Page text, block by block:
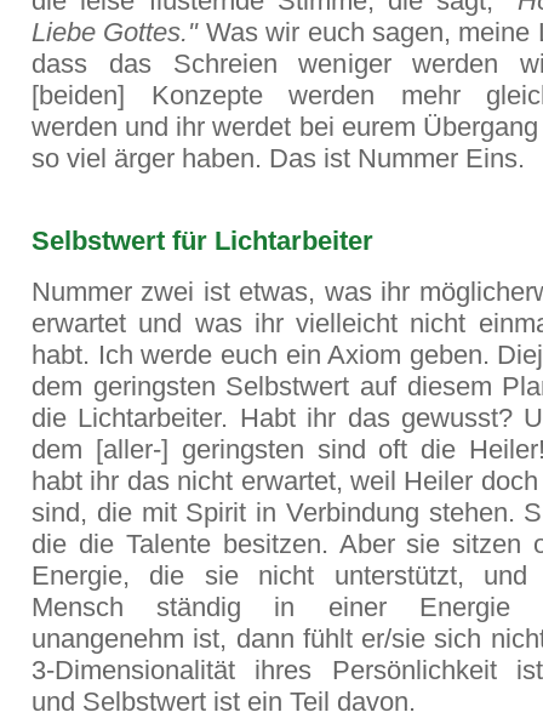
Liebe Gottes."Was wir euch sagen, meine
dass das Schreien weniger werden
[beiden] Konzepte werden mehr
werden und ihr werdet bei eurem
so viel ärger haben. Das ist Nummer Eins.
Selbstwert für Lichtarbeiter
Nummer zwei ist etwas, was ihr
erwartet und was ihr vielleicht nicht
habt. Ich werde euch ein Axiom geben.
dem geringsten Selbstwert auf diesem
die Lichtarbeiter. Habt ihr das gewusst?
dem [aller-] geringsten sind oft die
habt ihr das nicht erwartet, weil Heiler
sind, die mit Spirit in Verbindung stehen.
die die Talente besitzen. Aber sie sitzen
Energie, die sie nicht unterstützt, und
Mensch ständig in einer Energie
unangenehm ist, dann fühlt er/sie sich
3-Dimensionalität ihres Persönlichkeit
und Selbstwert ist ein Teil davon.